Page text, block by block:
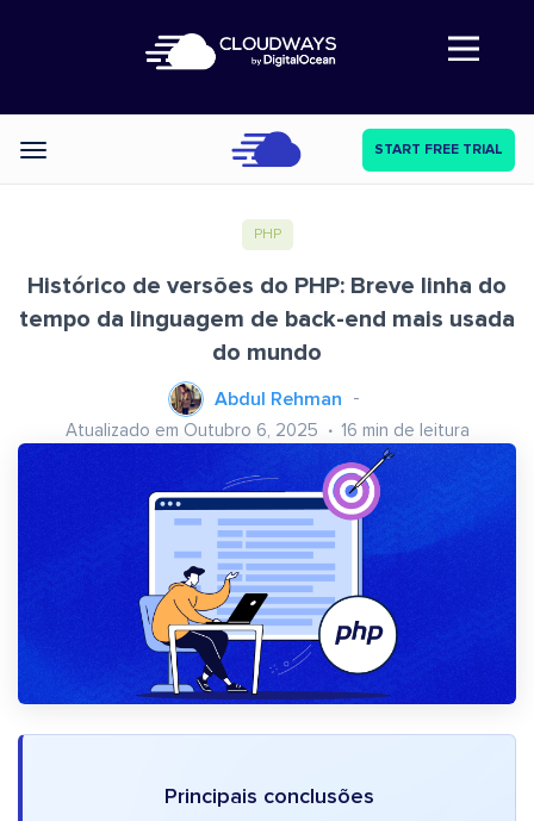
Abre a navegação
Categories START FREE TRIAL
PHP
Histórico de versões do PHP: Breve linha do
tempo da linguagem de back-end mais usada
do mundo
Abdul Rehman
Atualizado em Outubro 6, 2025 16 min de leitura
Principais conclusões